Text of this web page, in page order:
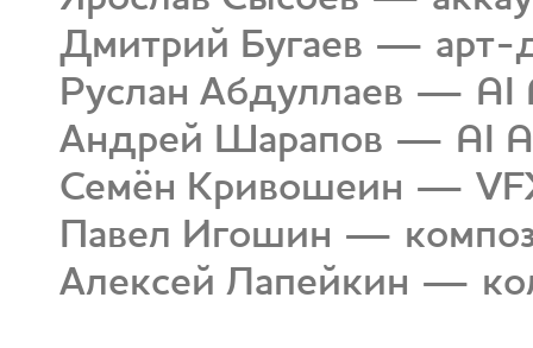
Дмитрий Бугаев — арт-
Руслан Абдуллаев — AI
Андрей Шарапов — AI
Семён Кривошеин —
Павел Игошин —
Алексей Лапейкин —